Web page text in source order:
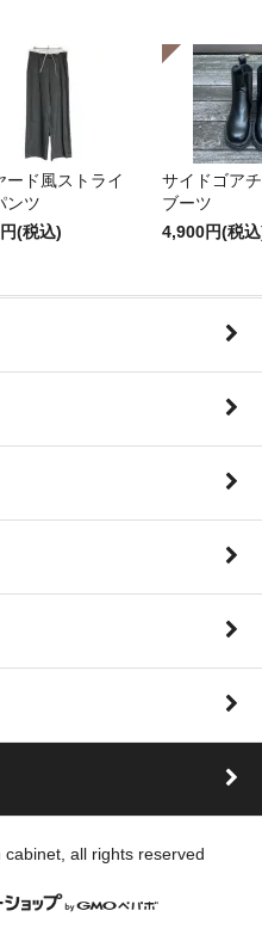
ード風ストライ
ンツ
(税込)
サイドゴア
ブーツ
4,900円(税
all rights reserved